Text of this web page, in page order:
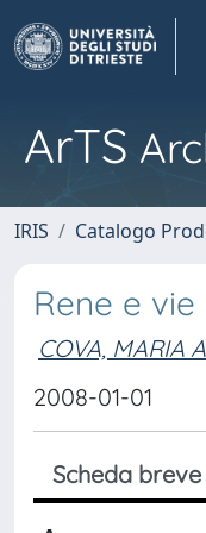
ArTS
IRIS Catalogo
Rene e
COVA, MARIA
2008-01-01
Scheda breve